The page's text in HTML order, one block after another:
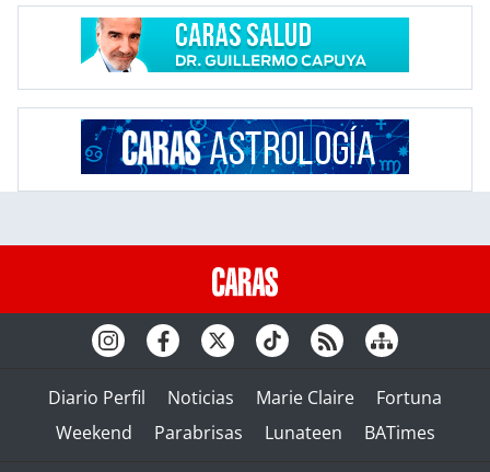
Diario Perfil Noticias Marie Claire
Fortuna
Weekend
Parabrisas Lunateen BATimes